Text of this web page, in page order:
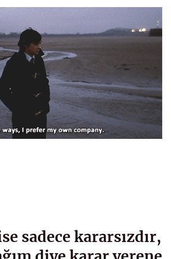
sadece kararsızdır,